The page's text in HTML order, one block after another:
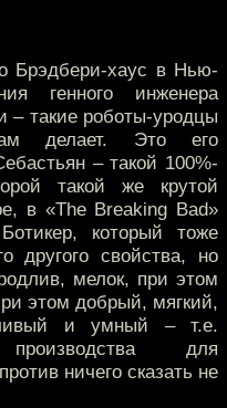
Брэдбери-хаус в Нью-
генного инженера
– такие роботы-уродцы
делает. Это его
– такой 100%-
такой же крутой
в «The Breaking Bad»
который тоже
другого свойства, но
мелок, при этом
этом добрый, мягкий,
и умный – т.е.
для
ничего сказать не